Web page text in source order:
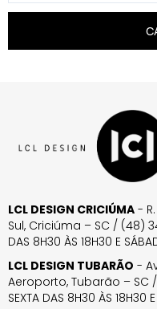
LCL DESIGN CRICIÚMA -
Sul, Criciúma – SC / (48)
DAS 8H30 ÀS 18H30 E
LCL DESIGN TUBARÃO -
Aeroporto, Tubarão – SC /
SEXTA DAS 8H30 ÀS 18H30